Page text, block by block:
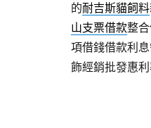
的耐吉斯貓飼料
山支票借款整
項借錢借款利
飾經銷批發惠